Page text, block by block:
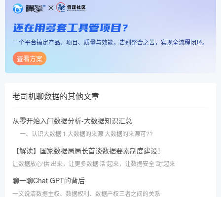
还在用多套工具管项目？
一个平台搞定产品、项目、质量与效能，告别整合之苦，实现全流程闭环。
查看方案
老司机聊数据的其他文章
从零开始入门数据分析-大数据知识汇总
一、认识大数据 1.大数据的来源 大数据的来源可??
【解读】国家数据局局长首谈数据要素制度建设！
让数据放心‘供’出来，让更多数据‘活’起来，让数据安全‘动’起来
聊一聊Chat GPT的背后
一文说清数据主权、数据权利、数据产权三者之间的关系